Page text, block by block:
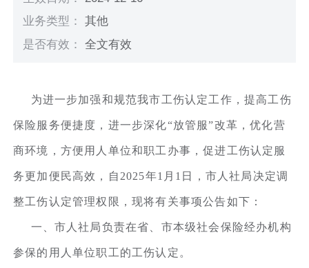
业务类型：其他
是否有效：全文有效
为进一步加强和规范我市工伤认定工作，提高工伤
保险服务便捷度，进一步深化“放管服”改革，优化营
商环境，方便用人单位和职工办事，促进工伤认定服
务更加便民高效，自2025年1月1日，市人社局决定调
整工伤认定管理权限，现将有关事项公告如下：
一、市人社局负责在省、市本级社会保险经办机构
参保的用人单位职工的工伤认定。